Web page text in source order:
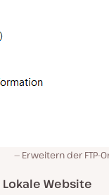
Erweitern der FTP-
Lokale Website